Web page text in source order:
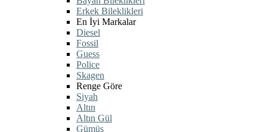
Erkek Bileklikleri
En İyi Markalar
Diesel
Fossil
Guess
Police
Skagen
Renge Göre
Siyah
Altın
Altın Gül
Gümüş